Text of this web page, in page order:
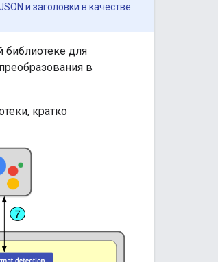
и заголовки в качестве
для
в
кратко